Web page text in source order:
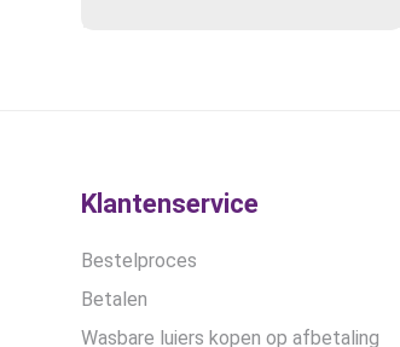
productpagina
Klantenservice
Bestelproces
Betalen
Wasbare luiers kopen op afbetaling